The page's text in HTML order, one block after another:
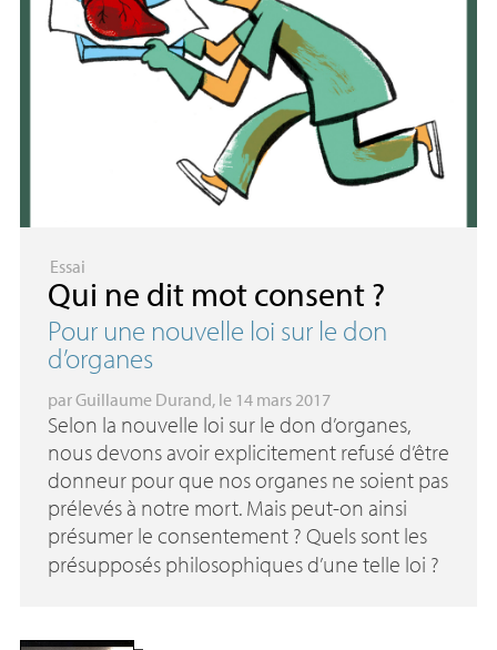
Essai
Qui ne dit mot consent?
Pour une nouvelle loi sur le don
d’organes
parGuillaume Durand, le 14 mars 2017
Selon la nouvelle loi sur le don d’organes,
nous devons avoir explicitement refusé d’être
donneur pour que nos organes ne soient pas
prélevés à notre mort. Mais peut-on ainsi
présumer le consentement ? Quels sont les
présupposés philosophiques d’une telle loi ?